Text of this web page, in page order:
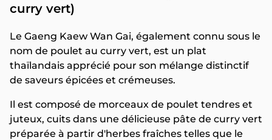
curry vert)
Le Gaeng Kaew Wan Gai, également connu sous le
nom de poulet au curry vert, est un plat
thaïlandais apprécié pour son mélange distinctif
de saveurs épicées et crémeuses.
Il est composé de morceaux de poulet tendres et
juteux, cuits dans une délicieuse pâte de curry vert
préparée à partir d'herbes fraîches telles que le